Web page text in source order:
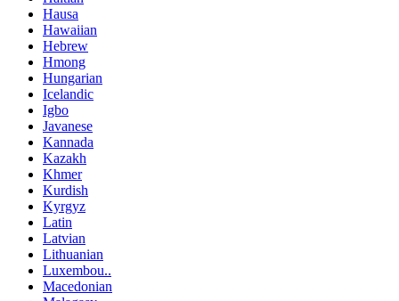
Hausa
Hawaiian
Hebrew
Hmong
Hungarian
Icelandic
Igbo
Javanese
Kannada
Kazakh
Khmer
Kurdish
Kyrgyz
Latin
Latvian
Lithuanian
Luxembou..
Macedonian